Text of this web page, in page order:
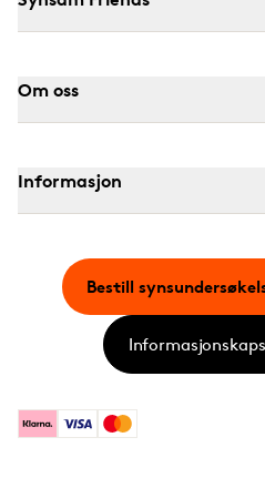
Om oss
Informasjon
KlarnaVisa Mastercard
Bestill